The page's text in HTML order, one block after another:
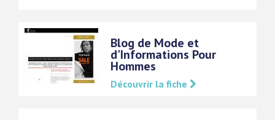
Blog de Mode et
d'Informations Pour
Hommes
Découvrir la fiche